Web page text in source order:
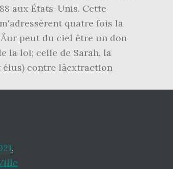
aux États-Unis. Cette
quatre fois la
peut du ciel être un don
la loi; celle de Sarah, la
contre lâextraction
,